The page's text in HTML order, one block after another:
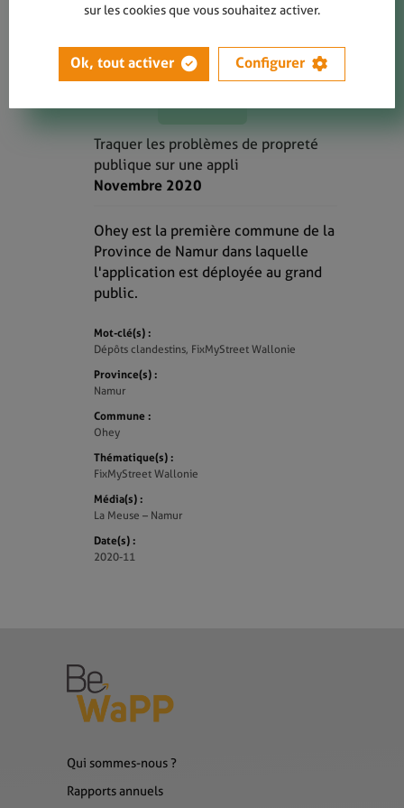
Traquer les problèmes de propreté
publique sur une appli
Novembre 2020
Ohey est la première commune de la
Province de Namur dans laquelle
l'application est déployée au grand
public.
Mot-clé(s) :
Dépôts clandestins, FixMyStreet Wallonie
Province(s) :
Namur
Commune :
Ohey
Thématique(s) :
FixMyStreet Wallonie
Média(s) :
La Meuse – Namur
Date(s) :
2020-11
Qui sommes-nous ?
Rapports annuels
sur les cookies que vous souhaitez activer.
Ok, tout activer Configurer